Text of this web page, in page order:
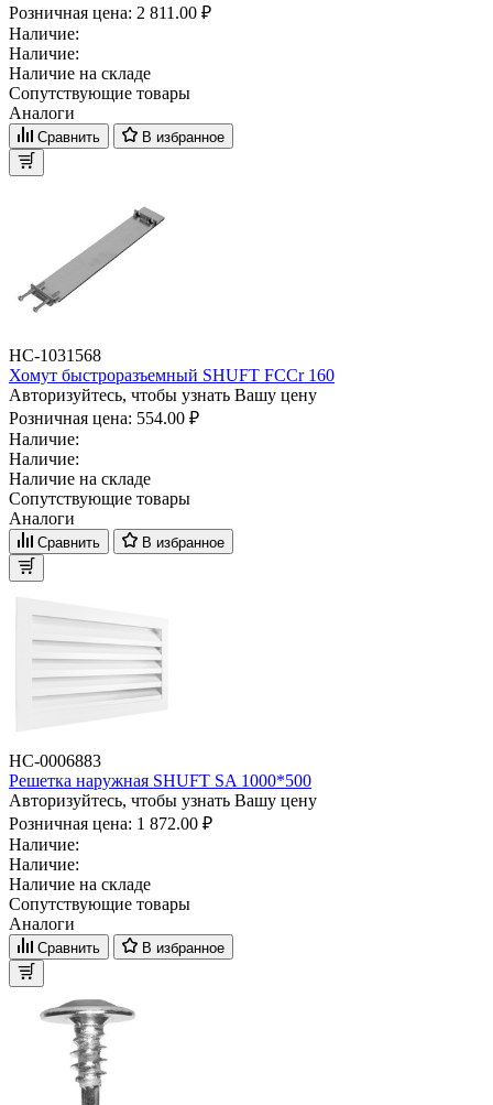
Розничная цена: 2 811.00 ₽
Наличие:
Наличие:
Наличие на складе
Сопутствующие товары
Аналоги
Сравнить В избранное
НС-1031568
Хомут быстроразъемный SHUFT FCCr 160
Авторизуйтесь, чтобы узнать Вашу цену
Розничная цена: 554.00 ₽
Наличие:
Наличие:
Наличие на складе
Сопутствующие товары
Аналоги
Сравнить В избранное
НС-0006883
Решетка наружная SHUFT SA 1000*500
Авторизуйтесь, чтобы узнать Вашу цену
Розничная цена: 1 872.00 ₽
Наличие:
Наличие:
Наличие на складе
Сопутствующие товары
Аналоги
Сравнить В избранное